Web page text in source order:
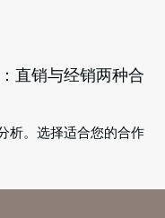
直销与经销两种合
析。选择适合您的合作